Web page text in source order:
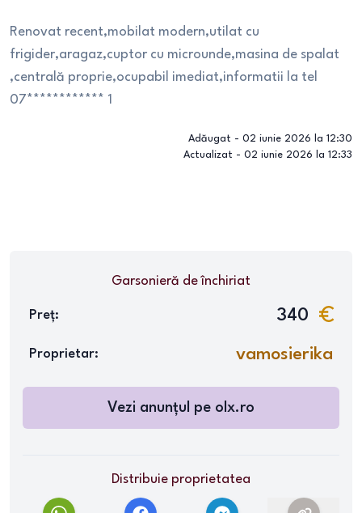
Renovat recent,mobilat modern,utilat cu
frigider,aragaz,cuptor cu microunde,masina de spalat
,centrală proprie,ocupabil imediat,informatii la tel
07************ 1
Adăugat - 02 iunie 2026 la 12:30
Actualizat - 02 iunie 2026 la 12:33
Garsonieră de închiriat
Preț: 340
Proprietar: vamosierika
Vezi anunțul pe olx.ro
Distribuie proprietatea